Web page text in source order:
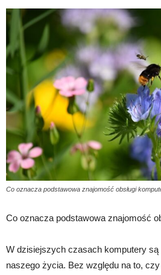
Co oznacza podstawowa znajomość obsługi
Co oznacza podstawowa znajomość
W dzisiejszych czasach komputery są
naszego życia. Bez względu na to,